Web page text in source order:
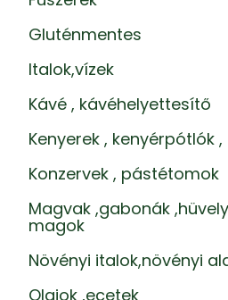
Gluténmentes
Italok,vízek
Kávé , kávéhelyettesítő
Kenyerek , kenyérpótlók
Konzervek , pástétomok
Magvak ,gabonák
magok
Növényi italok,növényi
Olajok ,ecetek